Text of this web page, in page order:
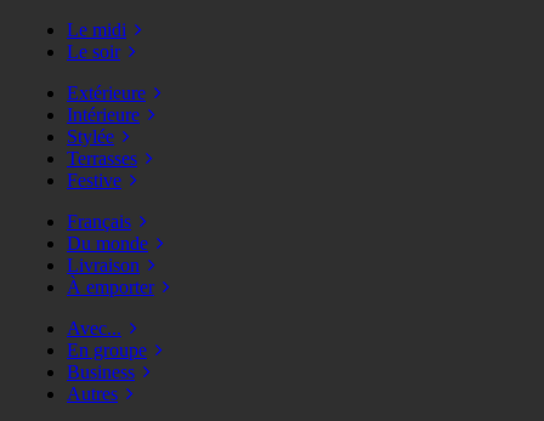
Le midi
Le soir
Extérieure
Intérieure
Stylée
Terrasses
Festive
Français
Du monde
Livraison
À emporter
Avec...
En groupe
Business
Autres